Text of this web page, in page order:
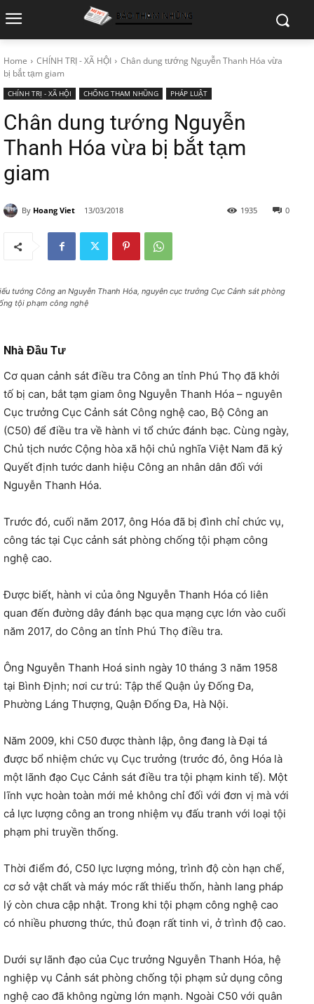
Home CHÍNH TRỊ - XÃ HỘI
Chân dung tướng Nguyễn Thanh Hóa vừa
bị bắt tạm giam
CHÍNH TRỊ - XÃ HỘI CHỐNG THAM NHŨNG PHÁP LUẬT
Chân dung tướng Nguyễn
Thanh Hóa vừa bị bắt tạm
giam
By Hoang Viet 13/03/2018 0
1935
tướng Công an Nguyễn Thanh Hóa, nguyên cục trưởng Cục Cảnh sát phòng
tội phạm công nghệ
Nhà Đầu Tư
Cơ quan cảnh sát điều tra Công an tỉnh Phú Thọ đã khởi
tố bị can, bắt tạm giam ông Nguyễn Thanh Hóa – nguyên
Cục trưởng Cục Cảnh sát Công nghệ cao, Bộ Công an
(C50) để điều tra về hành vi tổ chức đánh bạc. Cùng ngày,
Chủ tịch nước Cộng hòa xã hội chủ nghĩa Việt Nam đã ký
Quyết định tước danh hiệu Công an nhân dân đối với
Nguyễn Thanh Hóa.
Trước đó, cuối năm 2017, ông Hóa đã bị đình chỉ chức vụ,
công tác tại Cục cảnh sát phòng chống tội phạm công
nghệ cao.
Được biết, hành vi của ông Nguyễn Thanh Hóa có liên
quan đến đường dây đánh bạc qua mạng cực lớn vào cuối
năm 2017, do Công an tỉnh Phú Thọ điều tra.
Ông Nguyễn Thanh Hoá sinh ngày 10 tháng 3 năm 1958
tại Bình Định; nơi cư trú: Tập thể Quận ủy Đống Đa,
Phường Láng Thượng, Quận Đống Đa, Hà Nội.
Năm 2009, khi C50 được thành lập, ông đang là Đại tá
được bổ nhiệm chức vụ Cục trưởng (trước đó, ông Hóa là
một lãnh đạo Cục Cảnh sát điều tra tội phạm kinh tế). Một
lĩnh vực hoàn toàn mới mẻ không chỉ đối với đơn vị mà với
cả lực lượng công an trong nhiệm vụ đấu tranh với loại tội
phạm phi truyền thống.
Thời điểm đó, C50 lực lượng mỏng, trình độ còn hạn chế,
cơ sở vật chất và máy móc rất thiếu thốn, hành lang pháp
lý còn chưa cập nhật. Trong khi tội phạm công nghệ cao
có nhiều phương thức, thủ đoạn rất tinh vi, ở trình độ cao.
Dưới sự lãnh đạo của Cục trưởng Nguyễn Thanh Hóa, hệ
nghiệp vụ Cảnh sát phòng chống tội phạm sử dụng công
nghệ cao đã không ngừng lớn mạnh. Ngoài C50 với quân